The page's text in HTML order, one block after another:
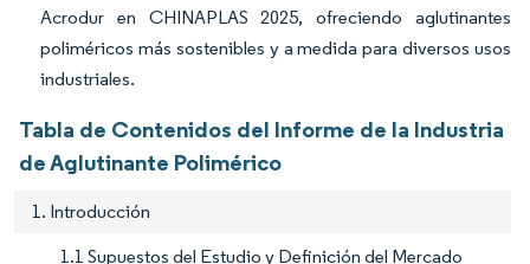
Acrodur en CHINAPLAS 2025, ofreciendo aglutinantes
poliméricos más sostenibles y a medida para diversos usos
industriales.
Tabla de Contenidos del Informe de la Industria
de Aglutinante Polimérico
1. Introducción
1.1 Supuestos del Estudio y Definición del Mercado